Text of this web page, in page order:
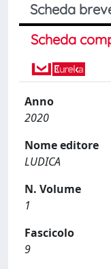
Scheda
Scheda
Anno
2020
Nome editore
LUDICA
N. Volume
1
Fascicolo
9